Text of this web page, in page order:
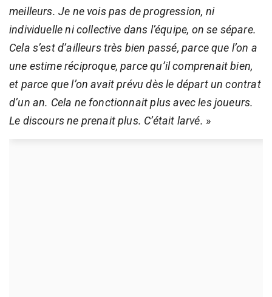
meilleurs. Je ne vois pas de progression, ni
individuelle ni collective dans l’équipe, on se sépare.
Cela s’est d’ailleurs très bien passé, parce que l’on a
une estime réciproque, parce qu’il comprenait bien,
et parce que l’on avait prévu dès le départ un contrat
d’un an. Cela ne fonctionnait plus avec les joueurs.
Le discours ne prenait plus. C’était larvé. »